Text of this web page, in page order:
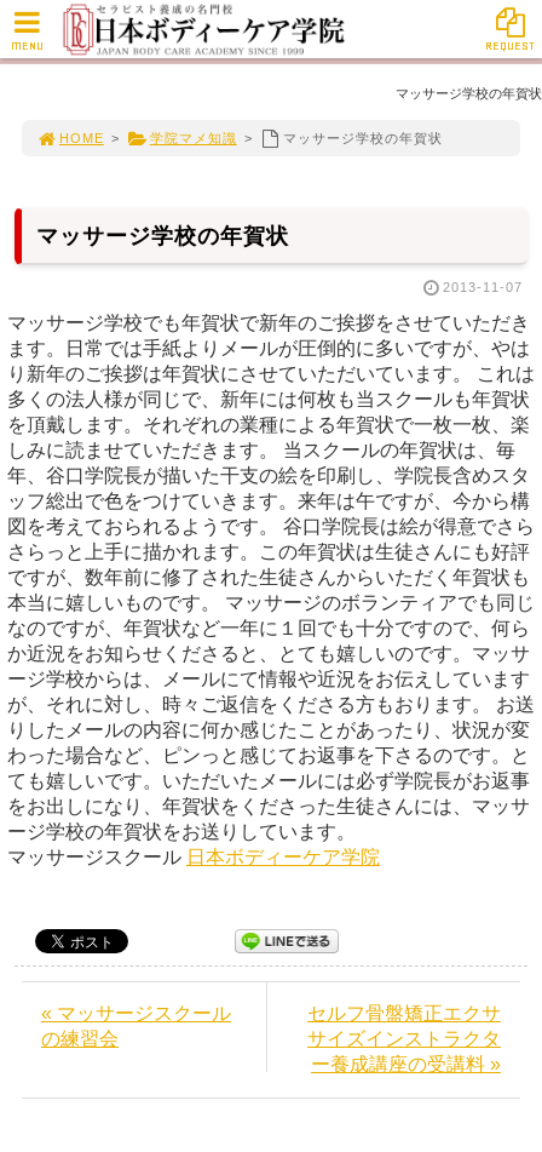
マッサージ学校の年賀状
HOME > 学院マメ知識 > マッサージ学校の年賀状
マッサージ学校の年賀状
2013-11-07
マッサージ学校でも年賀状で新年のご挨拶をさせていただき
ます。日常では手紙よりメールが圧倒的に多いですが、やは
り新年のご挨拶は年賀状にさせていただいています。 これは
多くの法人様が同じで、新年には何枚も当スクールも年賀状
を頂戴します。それぞれの業種による年賀状で一枚一枚、楽
しみに読ませていただきます。 当スクールの年賀状は、毎
年、谷口学院長が描いた干支の絵を印刷し、学院長含めスタ
ッフ総出で色をつけていきます。来年は午ですが、今から構
図を考えておられるようです。 谷口学院長は絵が得意でさら
さらっと上手に描かれます。この年賀状は生徒さんにも好評
ですが、数年前に修了された生徒さんからいただく年賀状も
本当に嬉しいものです。 マッサージのボランティアでも同じ
なのですが、年賀状など一年に１回でも十分ですので、何ら
か近況をお知らせくださると、とても嬉しいのです。マッサ
ージ学校からは、メールにて情報や近況をお伝えしています
が、それに対し、時々ご返信をくださる方もおります。 お送
りしたメールの内容に何か感じたことがあったり、状況が変
わった場合など、ピンっと感じてお返事を下さるのです。と
ても嬉しいです。いただいたメールには必ず学院長がお返事
をお出しになり、年賀状をくださった生徒さんには、マッサ
ージ学校の年賀状をお送りしています。
マッサージスクール 日本ボディーケア学院
« マッサージスクール
の練習会
セルフ骨盤矯正エクサ
サイズインストラクタ
ー養成講座の受講料 »
MENU REQUEST